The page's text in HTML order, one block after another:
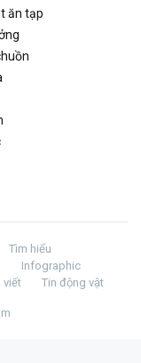
ăn tạp
Tìm hiểu
Infographic
viết Tin động vật